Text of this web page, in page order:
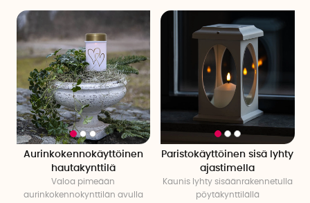
Aurinkokennokäyttöinen
hautakynttilä
Valoa pimeään
aurinkokennokynttilän avulla
Paristokäyttöinen sisä lyhty
ajastimella
Kaunis lyhty sisäänrakennetulla
pöytäkynttilällä